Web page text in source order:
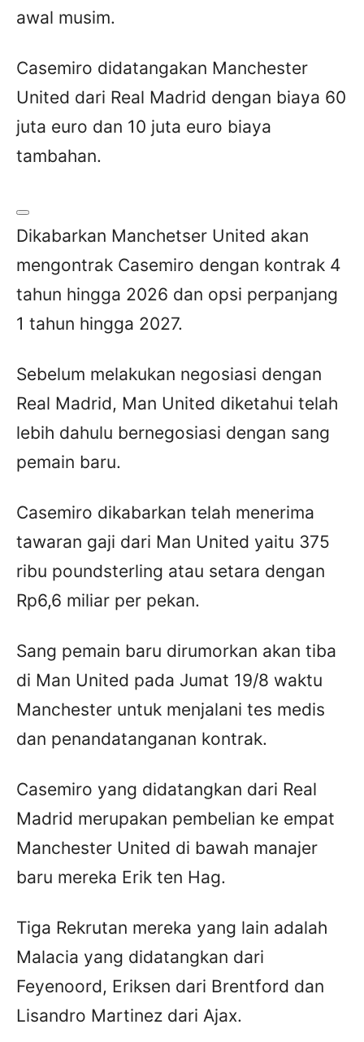
awal musim.
Casemiro didatangakan Manchester
United dari Real Madrid dengan biaya 60
juta euro dan 10 juta euro biaya
tambahan.
Dikabarkan Manchetser United akan
mengontrak Casemiro dengan kontrak 4
tahun hingga 2026 dan opsi perpanjang
1 tahun hingga 2027.
Sebelum melakukan negosiasi dengan
Real Madrid, Man United diketahui telah
lebih dahulu bernegosiasi dengan sang
pemain baru.
Casemiro dikabarkan telah menerima
tawaran gaji dari Man United yaitu 375
ribu poundsterling atau setara dengan
Rp6,6 miliar per pekan.
Sang pemain baru dirumorkan akan tiba
di Man United pada Jumat 19/8 waktu
Manchester untuk menjalani tes medis
dan penandatanganan kontrak.
Casemiro yang didatangkan dari Real
Madrid merupakan pembelian ke empat
Manchester United di bawah manajer
baru mereka Erik ten Hag.
Tiga Rekrutan mereka yang lain adalah
Malacia yang didatangkan dari
Feyenoord, Eriksen dari Brentford dan
Lisandro Martinez dari Ajax.